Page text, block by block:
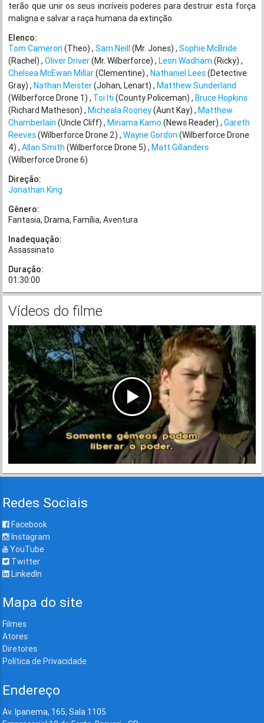
terão que unir os seus incríveis poderes para destruir esta força
maligna e salvar a raça humana da extinção.
Elenco:
Tom Cameron (Theo) Sam Neill (Mr. Jones) Sophie McBride
(Rachel) Oliver Driver(Mr. Wilberforce) Leon Wadham (Ricky)
Chelsea McEwan Millar(Clementine) Nathaniel Lees(Detective
Gray) Nathan Meister(Johan, Lenart) Matthew Sunderland
(Wilberforce Drone 1) Toi Iti (County Policeman) Bruce Hopkins
(Richard Matheson) Micheala Rooney(Aunt Kay) Matthew
Chamberlain (Uncle Cliff) Miriama Kamo (News Reader) Gareth
Reeves(Wilberforce Drone 2) Wayne Gordon (Wilberforce Drone
4) Allan Smith (Wilberforce Drone 5) Matt Gillanders
(Wilberforce Drone 6)
Direção:
Jonathan King
Gênero:
Fantasia Drama Família Aventura
Inadequação:
Assassinato
Duração:
01:30:00
Vídeos do filme
Redes Sociais
Facebook
Instagram
YouTube
Twitter
LinkedIn
Mapa do site
Filmes
Atores
Diretores
Política de Privacidade
Endereço
Av. Ipanema, 165, Sala 1105